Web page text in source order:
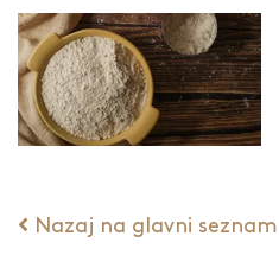
Nazaj na glavni seznam